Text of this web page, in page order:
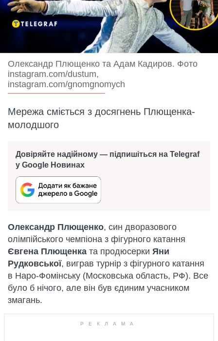
Олександр Плющенко та Адам Кадиров. Фото
instagram.com/dustum,
instagram.com/gnomgnomych
Мережа сміється з досягнень Плющенка-
молодшого
Довіряйте надійному — підпишіться на Telegraf
у Google Новинах
Олександр Плющенко, син дворазового
олімпійського чемпіона з фігурного катання
Євгена Плющенка та продюсерки Яни
Рудковської, виграв турнір з фігурного катання
в Наро-Фомінську (Московська область, РФ). Все
було б нічого, але він був єдиним учасником
змагань.